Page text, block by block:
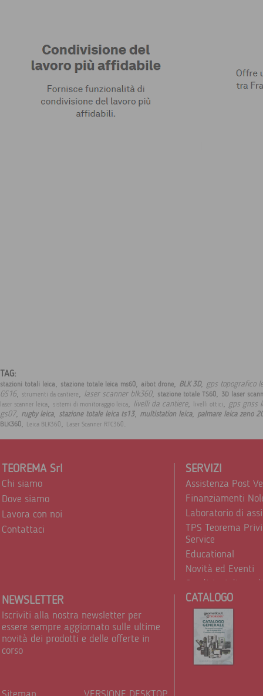
TAG:
stazioni totali leica, stazione totale leica ms60, aibot drone, BLK 3D, gps topografico
GS16, strumenti da cantiere, laser scanner blk360, stazione totale TS60, 3D laser
laser scanner leica, sistemi di monitoraggio leica, livelli da cantiere, livelli ottici, gps gnss
gs07, rugby leica, stazione totale leica ts13, multistation leica, palmare leica zeno
BLK360, Leica BLK360, Laser Scanner RTC360.
TEOREMA Srl
Chi siamo
Dove siamo
Lavora con noi
Contattaci
SERVIZI
Assistenza Post
Finanziamenti
Laboratorio di
TPS Teorema
Service
Educational
Novità ed Eventi
Condizioni di
Trattamento dei
NEWSLETTER
Iscriviti alla nostra newsletter per
essere sempre aggiornato sulle ultime
novità dei prodotti e delle offerte in
corso
CATALOGO